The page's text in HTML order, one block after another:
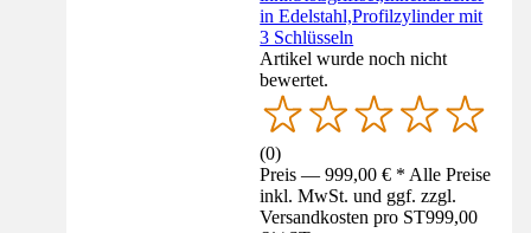
in Edelstahl,Profilzylinder mit
3 Schlüsseln
Artikel wurde noch nicht
bewertet.
(0)
Preis — 999,00 € * Alle Preise
inkl. MwSt. und ggf. zzgl.
Versandkosten pro ST999,00